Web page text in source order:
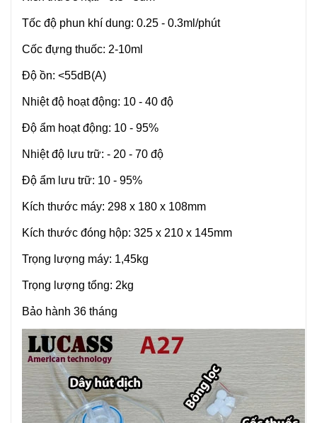
Tốc độ phun khí dung: 0.25 - 0.3ml/phút
Cốc đựng thuốc: 2-10ml
Độ ồn: <55dB(A)
Nhiệt độ hoạt động: 10 - 40 độ
Độ ẩm hoạt động: 10 - 95%
Nhiệt độ lưu trữ: - 20 - 70 độ
Độ ẩm lưu trữ: 10 - 95%
Kích thước máy: 298 x 180 x 108mm
Kích thước đóng hộp: 325 x 210 x 145mm
Trọng lượng máy: 1,45kg
Trọng lượng tổng: 2kg
Bảo hành 36 tháng